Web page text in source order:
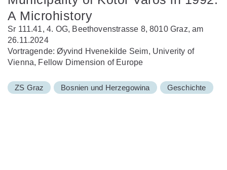
A Microhistory
Sr 111.41, 4. OG, Beethovenstrasse 8, 8010 Graz, am
26.11.2024
Vortragende: Øyvind Hvenekilde Seim, Univerity of
Vienna, Fellow Dimension of Europe
ZS Graz Bosnien und Herzegowina Geschichte